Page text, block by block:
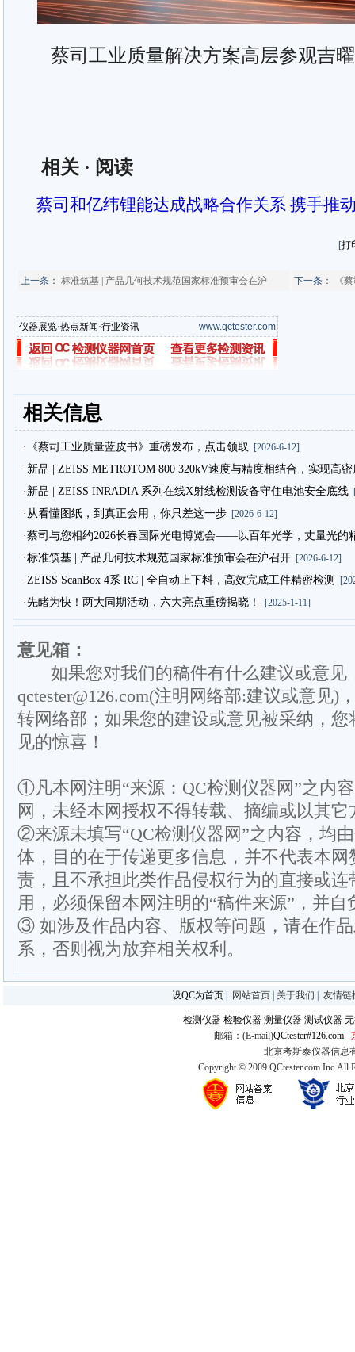
蔡司工业质量解决方案高层参观吉曜
相关· 阅读
蔡司和亿纬锂能达成战略合作关系 携手推
[打
上一条： 标准筑基 | 产品几何技术规范国家标准预审会在沪 下一条： 《
仪器展览·热点新闻·行业资讯 www.qctester.com
相关信息
·《蔡司工业质量蓝皮书》重磅发布，点击领取 [2026-6-12]
·新品 | ZEISS METROTOM 800 320kV速度与精度相结合，实现高
·新品 | ZEISS INRADIA 系列在线X射线检测设备守住电池安全底线
·从看懂图纸，到真正会用，你只差这一步[2026-6-12]
·蔡司与您相约2026长春国际光电博览会——以百年光学，丈量光的
·标准筑基 | 产品几何技术规范国家标准预审会在沪召开[2026-6-12]
·ZEISS ScanBox 4系 RC | 全自动上下料，高效完成工件精密检测
·先睹为快！两大同期活动，六大亮点重磅揭晓！ [2025-1-11]
意见箱：
如果您对我们的稿件有什么建议或意见
qctester@126.com(注明网络部:建议或意见)
转网络部；如果您的建设或意见被采纳，
见的惊喜！
①凡本网注明“来源：QC检测仪器网”之内
网，未经本网授权不得转载、摘编或以其它
②来源未填写“QC检测仪器网”之内容，均
体，目的在于传递更多信息，并不代表本
责，且不承担此类作品侵权行为的直接或
用，必须保留本网注明的“稿件来源”，并
③ 如涉及作品内容、版权等问题，请在作
系，否则视为放弃相关权利。
设QC为首页 网站首页 关于我们 友情链
检测仪器 检验仪器 测量仪器 测试仪器
邮箱：(E-mail)QCtester#126.com
北京考斯泰仪器信息
Copyright © 2009 QCtester.com Inc.All